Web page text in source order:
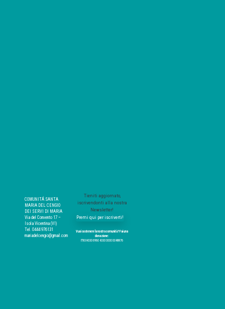
COMUNITÁ SANTA
MARIA DEL CENGIO
DEI SERVI DI MARIA
Via del Convento 17 –
Isola Vicentina (VI)
Tel. 0444 976131
mariadelcengio@gmail.com
Tieniti aggiornato,
iscrivendonti alla nostra
Newsletter!
Premi qui per iscriverti!
Vuoi sostenere la nostra comunità? Fai una
donazione:
IT83 H030 6960 4330 0000 0048876